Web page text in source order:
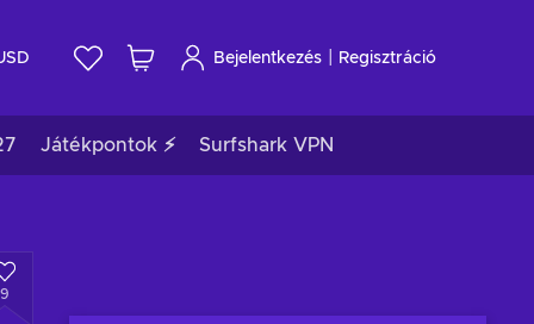
Bejelentkezés Regisztráció
Játékpontok ⚡ Surfshark VPN
9